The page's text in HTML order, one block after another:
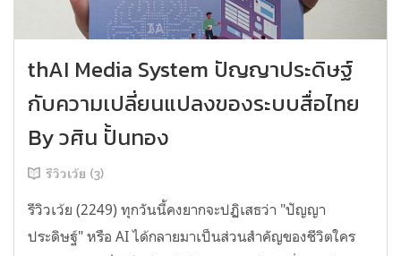
thAI Media System ปัญญาประดิษฐ์
กับความเปลี่ยนแปลงของระบบสื่อไทย
By วศิน ปั้นทอง
รีวิวเว้ย (3)
รีวิวเว้ย (2249) ทุกวันนี้คงยากจะปฏิเสธว่า "ปัญญา
ประดิษฐ์" หรือ AI ได้กลายมาเป็นส่วนสำคัญของชีวิตใคร